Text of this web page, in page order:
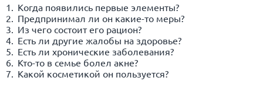
Когда появились первые элементы?
Предпринимал ли он какие-то меры?
Из чего состоит его рацион?
Есть ли другие жалобы на здоровье?
Есть ли хронические заболевания?
Кто-то в семье болел акне?
Какой косметикой он пользуется?